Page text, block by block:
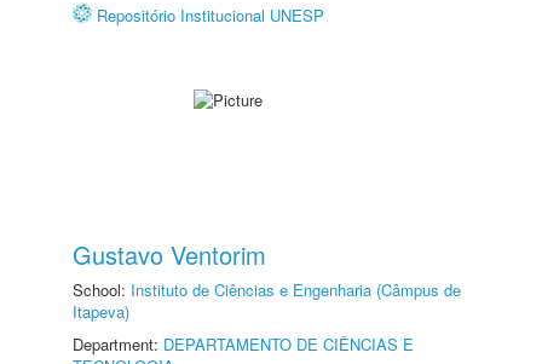
Repositório Institucional UNESP
Gustavo Ventorim
School: Instituto de Ciências e Engenharia (Câmpus de
Itapeva)
Department: DEPARTAMENTO DE CIÊNCIAS E